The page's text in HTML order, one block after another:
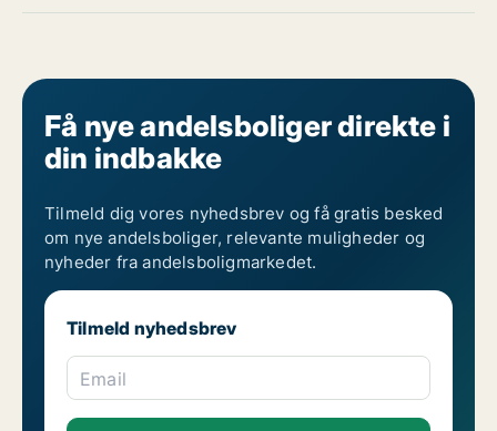
Få nye andelsboliger direkte i
din indbakke
Tilmeld dig vores nyhedsbrev og få gratis besked
om nye andelsboliger, relevante muligheder og
nyheder fra andelsboligmarkedet.
Tilmeld nyhedsbrev
Email